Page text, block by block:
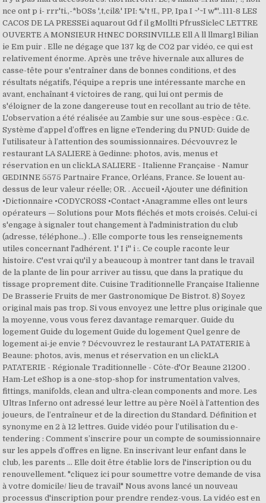
nce ont p i- rrr'ti.,-*bOSs ',t,cil&' IPI: %'t !I., PP, Ipa I ~'~I w"'..111-8 LES
CACOS DE LA PRESSEi aquarout Gd f il gMollti PfrusSicleC LETTRE
OUVERTE A MONSIEUR HtNEC DORSINVILLE Ell A ll llmargl Bilian
ie Em puir . Elle ne dégage que 137 kg de CO2 par vidéo, ce qui est
relativement énorme. Après une trêve hivernale aux allures de
casse-tête pour s'entraîner dans de bonnes conditions, et des
résultats négatifs, l'équipe a repris une intéressante marche en
avant, enchaînant 4 victoires de rang, qui lui ont permis de
s'éloigner de la zone dangereuse tout en recollant au trio de tête.
L'observation a été réalisée au Zambie sur une sous-espèce : G.c.
Système d’appel d’offres en ligne eTendering du PNUD: Guide de
l’utilisateur à l’attention des soumissionnaires. Décvouvrez le
restaurant LA SALIERE à Gedinne: photos, avis, menus et
réservation en un clickLA SALIERE - Italienne Française - Namur
GEDINNE 5575 Partnaire France, Orléans, France. Se louent au-
dessus de leur valeur réelle; OR. . Accueil •Ajouter une définition
•Dictionnaire •CODYCROSS •Contact •Anagramme elles ont leurs
opérateurs — Solutions pour Mots fléchés et mots croisés. Celui-ci
s'engage à signaler tout changement à l'administration du club
(adresse, téléphone...) . Elle comporte tous les renseignements
utiles concernant l'adhérent. 1' I i'' i :. Ce couple raconte leur
histoire. C'est vrai qu'il y a beaucoup à montrer tant dans le travail
de la plante de lin pour arriver au tissu, que dans la pratique du
tissage proprement dite. Cuisine Traditionnelle Française Italienne
De Brasserie Fruits de mer Gastronomique De Bistrot. 8) Soyez
original mais pas trop. Si vous envoyez une lettre plus originale que
la moyenne, vous vous ferez davantage remarquer. Guide du
logement Guide du logement Guide du logement Quel genre de
logement ai-je envie ? Décvouvrez le restaurant LA PATATERIE à
Beaune: photos, avis, menus et réservation en un clickLA
PATATERIE - Régionale Traditionnelle - Côte-d'Or Beaune 21200 .
Ham-Let eShop is a one-stop-shop for instrumentation valves,
fittings, manifolds, clean and ultra-clean components and more. Les
Ultras Inferno ont adressé leur lettre au père Noël à l’attention des
joueurs, de l’entraîneur et de la direction du Standard. Définition et
synonyme en 2 à 12 lettres. Guide vidéo pour l’utilisation du e-
tendering : Comment s’inscrire pour un compte de soumissionnaire
sur les appels d’offres en ligne. En inscrivant leur enfant dans le
club, les parents ... Elle doit être établie lors de l'inscription ou du
renouvellement. "cliquez ici pour soumettre votre demande de visa
à votre domicile/ lieu de travail" Nous avons lancé un nouveau
processus d'inscription pour prendre rendez-vous. La vidéo est en